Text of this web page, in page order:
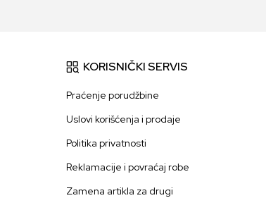
KORISNIČKI SERVIS
Praćenje porudžbine
Uslovi korišćenja i prodaje
Politika privatnosti
Reklamacije i povraćaj robe
Zamena artikla za drugi